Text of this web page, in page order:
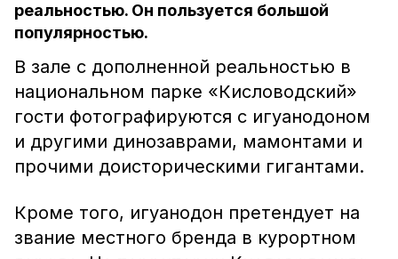
реальностью. Он пользуется большой
популярностью.
В зале с дополненной реальностью в
национальном парке «Кисловодский»
гости фотографируются с игуанодоном
и другими динозаврами, мамонтами и
прочими доисторическими гигантами.
Кроме того, игуанодон претендует на
звание местного бренда в курортном